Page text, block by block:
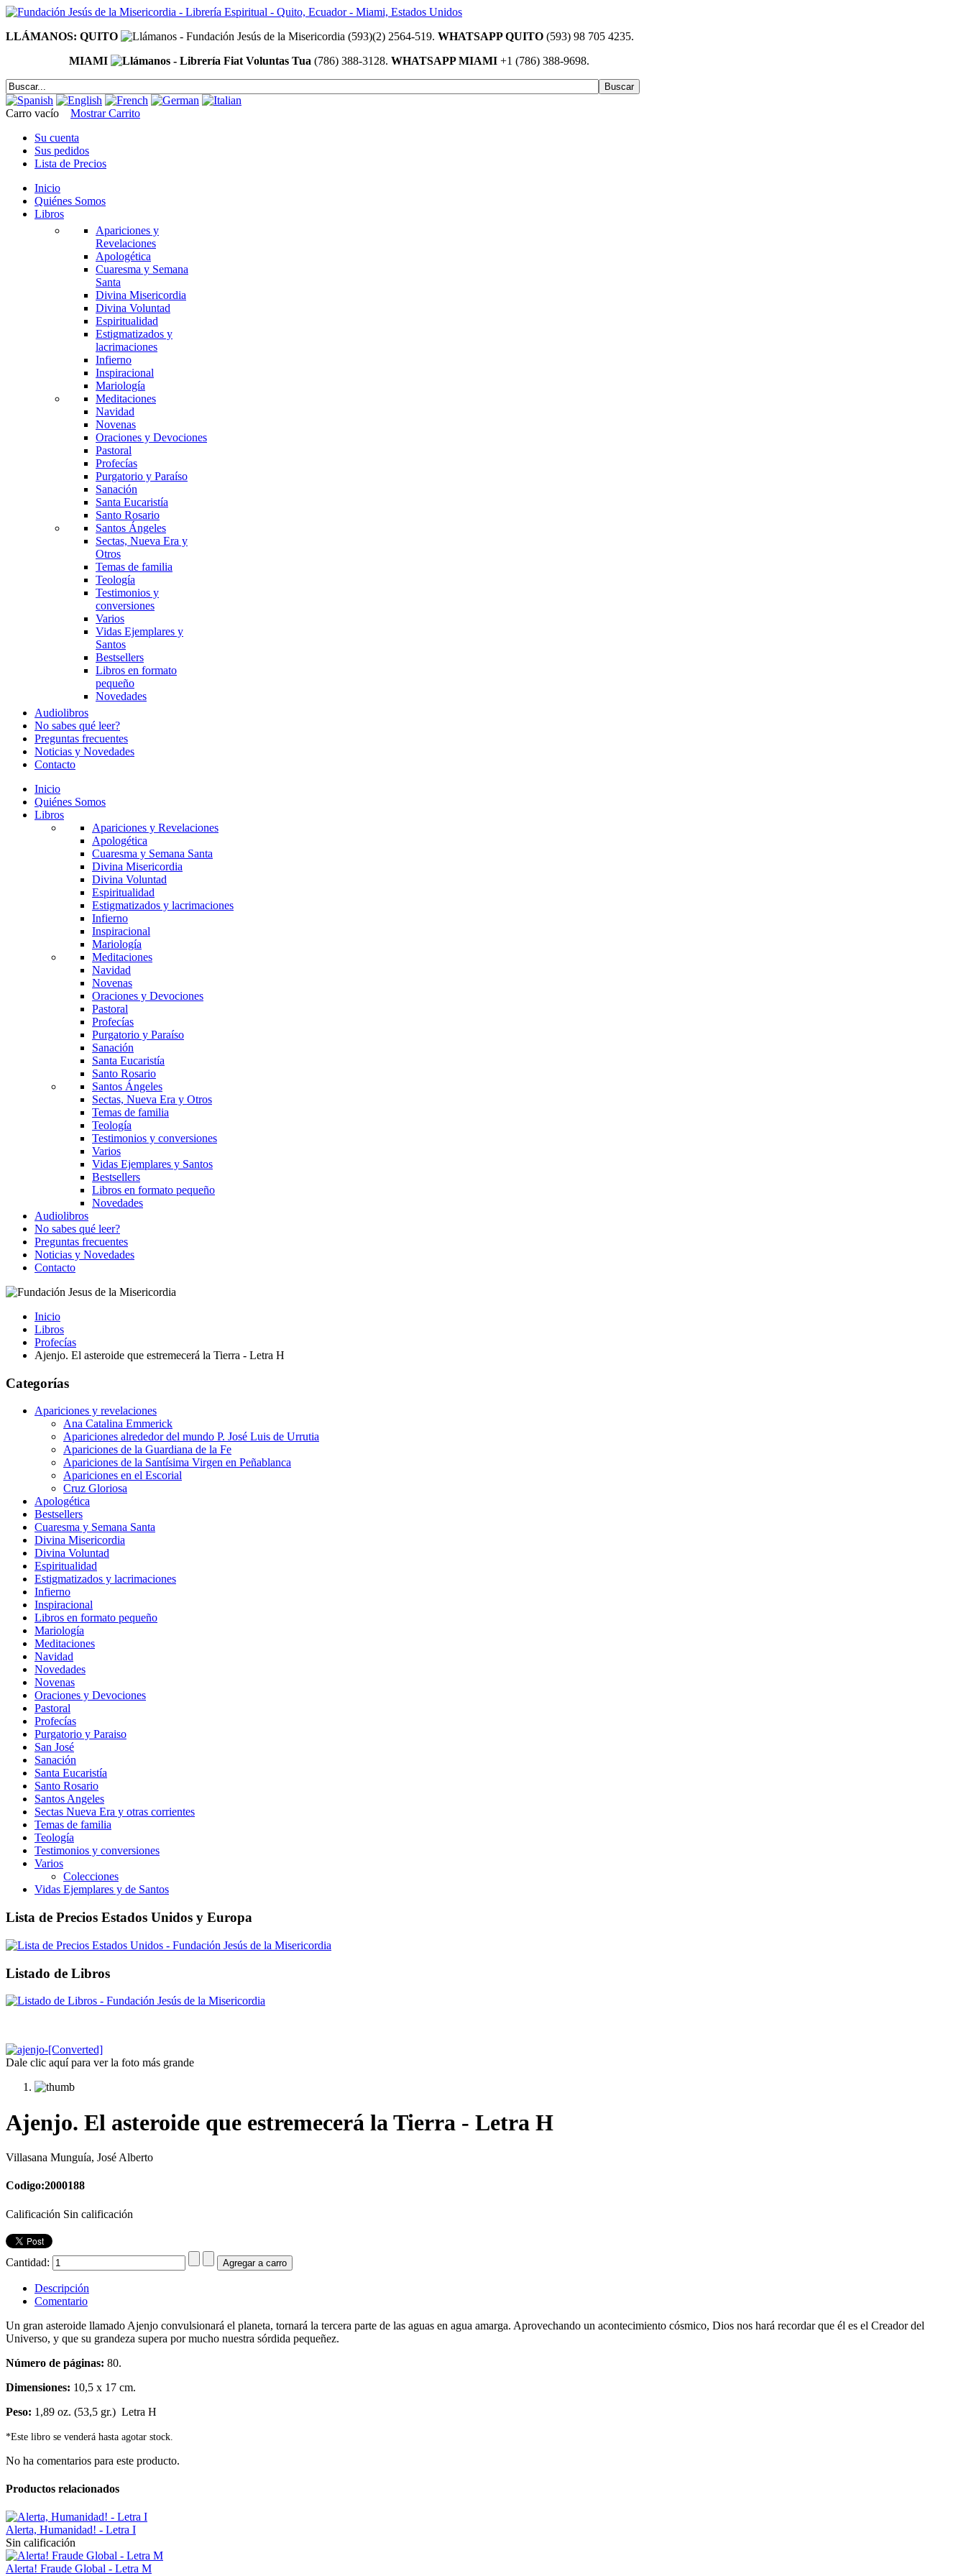
LLÁMANOS: QUITO (593)(2) 2564-519. WHATSAPP QUITO (593) 98 705 4235.
MIAMI
(786) 388-3128. WHATSAPP MIAMI +1 (786) 388-9698.
Carro vacío
Mostrar Carrito
Su cuenta
Sus pedidos
Lista de Precios
Inicio
Quiénes Somos
Libros
Apariciones y
Revelaciones
Apologética
Cuaresma y Semana
Santa
Divina Misericordia
Divina Voluntad
Espiritualidad
Estigmatizados y
lacrimaciones
Infierno
Inspiracional
Mariología
Meditaciones
Navidad
Novenas
Oraciones y Devociones
Pastoral
Profecías
Purgatorio y Paraíso
Sanación
Santa Eucaristía
Santo Rosario
Santos Ángeles
Sectas, Nueva Era y
Otros
Temas de familia
Teología
Testimonios y
conversiones
Varios
Vidas Ejemplares y
Santos
Bestsellers
Libros en formato
pequeño
Novedades
Audiolibros
No sabes qué leer?
Preguntas frecuentes
Noticias y Novedades
Contacto
Inicio
Quiénes Somos
Libros
Apariciones y Revelaciones
Apologética
Cuaresma y Semana Santa
Divina Misericordia
Divina Voluntad
Espiritualidad
Estigmatizados y lacrimaciones
Infierno
Inspiracional
Mariología
Meditaciones
Navidad
Novenas
Oraciones y Devociones
Pastoral
Profecías
Purgatorio y Paraíso
Sanación
Santa Eucaristía
Santo Rosario
Santos Ángeles
Sectas, Nueva Era y Otros
Temas de familia
Teología
Testimonios y conversiones
Varios
Vidas Ejemplares y Santos
Bestsellers
Libros en formato pequeño
Novedades
Audiolibros
No sabes qué leer?
Preguntas frecuentes
Noticias y Novedades
Contacto
Inicio
Libros
Profecías
Ajenjo. El asteroide que estremecerá la Tierra - Letra H
Categorías
Apariciones y revelaciones
Ana Catalina Emmerick
Apariciones alrededor del mundo P. José Luis de Urrutia
Apariciones de la Guardiana de la Fe
Apariciones de la Santísima Virgen en Peñablanca
Apariciones en el Escorial
Cruz Gloriosa
Apologética
Bestsellers
Cuaresma y Semana Santa
Divina Misericordia
Divina Voluntad
Espiritualidad
Estigmatizados y lacrimaciones
Infierno
Inspiracional
Libros en formato pequeño
Mariología
Meditaciones
Navidad
Novedades
Novenas
Oraciones y Devociones
Pastoral
Profecías
Purgatorio y Paraiso
San José
Sanación
Santa Eucaristía
Santo Rosario
Santos Angeles
Sectas Nueva Era y otras corrientes
Temas de familia
Teología
Testimonios y conversiones
Varios
Colecciones
Vidas Ejemplares y de Santos
Lista de Precios Estados Unidos y Europa
Listado de Libros
Dale clic aquí para ver la foto más grande
Ajenjo. El asteroide que estremecerá la Tierra - Letra H
Villasana Munguía, José Alberto
Codigo:2000188
Calificación Sin calificación
Cantidad:
Descripción
Comentario
Un gran asteroide llamado Ajenjo convulsionará el planeta, tornará la tercera parte de las aguas en agua amarga. Aprovechando un acontecimiento cósmico, Dios nos hará recordar que él es el Creador del
Universo, y que su grandeza supera por mucho nuestra sórdida pequeñez.
Número de páginas: 80.
Dimensiones: 10,5 x 17 cm.
Peso: 1,89 oz. (53,5 gr.) Letra H
*Este libro se venderá hasta agotar stock.
No ha comentarios para este producto.
Productos relacionados
Alerta, Humanidad! - Letra I
Sin calificación
Alerta! Fraude Global - Letra M